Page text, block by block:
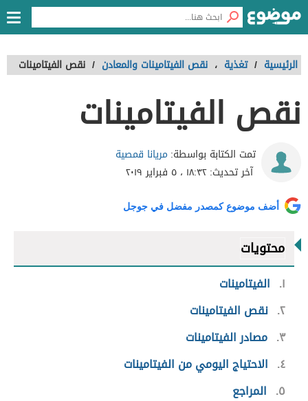
الرئيسية / تغذية ، نقص الفيتامينات والمعادن / نقص الفيتامينات
نقص الفيتامينات
تمت الكتابة بواسطة: مريانا قمصية
آخر تحديث:١٨:٣٢ ، ٥ فبراير ٢٠١٩
أضف موضوع كمصدر مفضل في جوجل
محتويات
١
الفيتامينات
٢ نقص الفيتامينات
٣ مصادر الفيتامينات
٤
الاحتياج اليومي من الفيتامينات
٥
المراجع